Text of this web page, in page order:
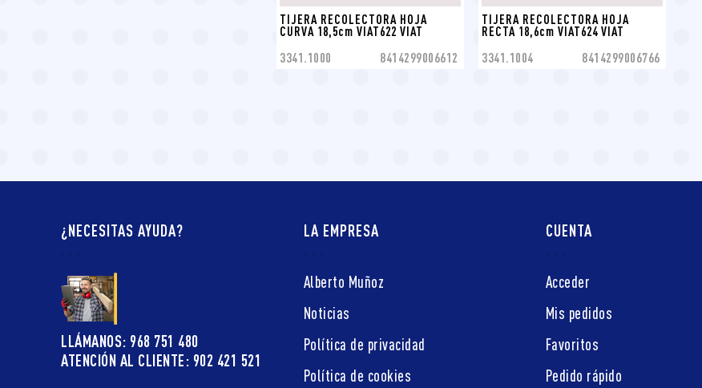
TIJERA RECOLECTORA HOJA
CURVA 18,5cm VIAT622 VIAT
3341.1000 8414299006612
TIJERA RECOLECTORA HOJA
RECTA 18,6cm VIAT624 VIAT
3341.1004 8414299006766
¿NECESITAS AYUDA?
LLÁMANOS: 968 751 480
ATENCIÓN AL CLIENTE: 902 421 521
LA EMPRESA
Alberto Muñoz
Noticias
Política de privacidad
Política de cookies
CUENTA
Acceder
Mis pedidos
Favoritos
Pedido rápido